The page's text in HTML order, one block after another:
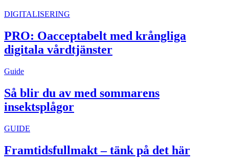
DIGITALISERING
PRO: Oacceptabelt med krångliga
digitala vårdtjänster
Guide
Så blir du av med sommarens
insektsplågor
GUIDE
Framtidsfullmakt – tänk på det här